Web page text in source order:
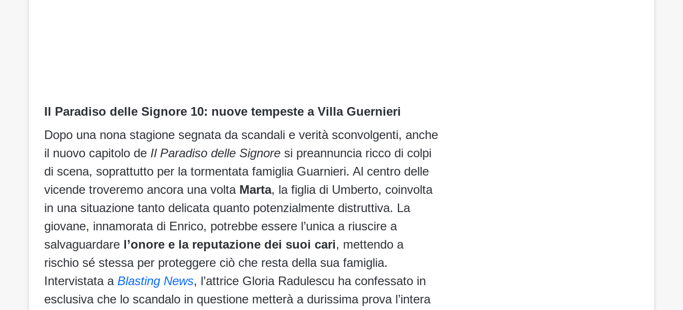
Il Paradiso delle Signore 10: nuove tempeste a Villa Guernieri
Dopo una nona stagione segnata da scandali e verità sconvolgenti, anche
il nuovo capitolo de Il Paradiso delle Signore si preannuncia ricco di colpi
di scena, soprattutto per la tormentata famiglia Guarnieri. Al centro delle
vicende troveremo ancora una volta Marta, la figlia di Umberto, coinvolta
in una situazione tanto delicata quanto potenzialmente distruttiva. La
giovane, innamorata di Enrico, potrebbe essere l’unica a riuscire a
salvaguardare l’onore e la reputazione dei suoi cari, mettendo a
rischio sé stessa per proteggere ciò che resta della sua famiglia.
Intervistata a Blasting News, l’attrice Gloria Radulescu ha confessato in
esclusiva che lo scandalo in questione metterà a durissima prova l’intera